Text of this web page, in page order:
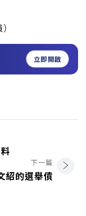
立即開啟
下一篇
紹的選舉債